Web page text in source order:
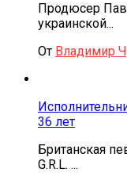
Продюсер
украинской...
От Владимир
36 лет
Британская
G.R.L. ...